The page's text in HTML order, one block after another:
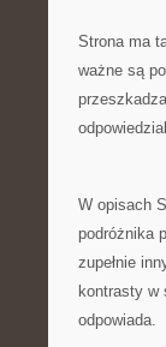
Strona ma
ważne są
W opisach
podróżnika
zupełnie
kontrasty w
odpowiada.